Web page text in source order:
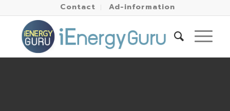
Contact Ad-information